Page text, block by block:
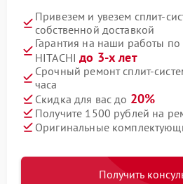
Привезем и увезем сплит-
собственной доставкой
Гарантия на наши работы по
HITACHIдо 3-х лет
Срочный ремонт сплит-
часа
Скидка для вас до 20%
Получите 1500 рублей на
Оригинальные
Получить